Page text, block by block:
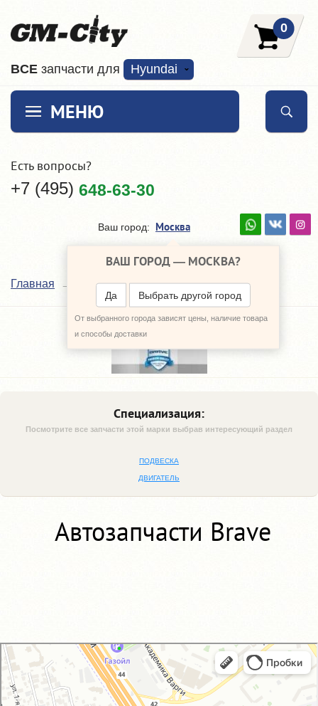
ВCE запчасти для Hyundai
0
МЕНЮ
Есть вопросы?
+7 (495) 648-63-30
Ваш город: Москва
ВАШ ГОРОД — МОСКВА?
Да Выбрать другой город
От выбранного города зависят цены, наличие товара
и способы доставки
Главная Наши поставщики Brave
Специализация:
Посмотрите все запчасти этой марки выбрав интересующий раздел
ПОДВЕСКА
ДВИГАТЕЛЬ
Автозапчасти Brave
GM-City&VAG-Repair
Автосервис, автотехцентр в Москве
Магазин автозапчастей и автотоваров в Москве